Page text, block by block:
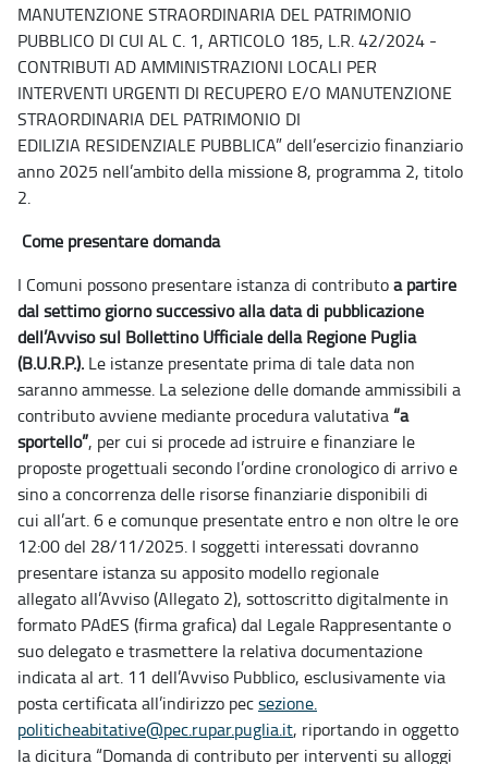
MANUTENZIONE STRAORDINARIA DEL PATRIMONIO
PUBBLICO DI CUI AL C. 1, ARTICOLO 185, L.R. 42/2024 -
CONTRIBUTI AD AMMINISTRAZIONI LOCALI PER
INTERVENTI URGENTI DI RECUPERO E/O MANUTENZIONE
STRAORDINARIA DEL PATRIMONIO DI
EDILIZIA RESIDENZIALE PUBBLICA” dell’esercizio finanziario
anno 2025 nell’ambito della missione 8, programma 2, titolo
2.
Come presentare domanda
I Comuni possono presentare istanza di contributoa partire
dal settimo giorno successivo alladata di pubblicazione
dell’Avviso sul Bollettino Ufficiale della Regione Puglia
(B.U.R.P.). Le istanze presentate prima di tale data non
saranno ammesse. La selezione delle domande ammissibili a
contributo avviene mediante procedura valutativa“a
sportello”, per cui si procede ad istruire e finanziare le
proposte progettuali secondo l’ordine cronologico di arrivo e
sino a concorrenza delle risorse finanziarie disponibili di
cui all’art. 6 e comunque presentate entro e non oltre le ore
12:00 del 28/11/2025. I soggetti interessati dovranno
presentare istanza su apposito modello regionale
allegatoall’Avviso (Allegato 2), sottoscritto digitalmente in
formato PAdES (firma grafica) dal Legale Rappresentante o
suo delegato e trasmettere la relativa documentazione
indicata al art. 11 dell’Avviso Pubblico, esclusivamente via
posta certificata all’indirizzo pecsezione.
politicheabitative@pec.rupar.puglia.it, riportando in oggetto
la dicitura “Domanda di contributo per interventi su alloggi